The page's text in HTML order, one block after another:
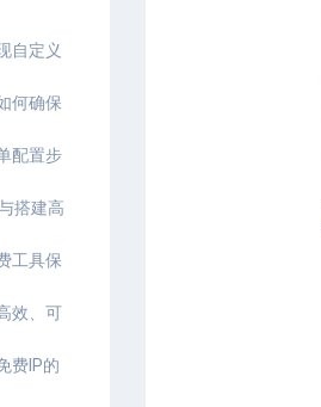
自定义
何确保
配置步
搭建高
工具保
效、可
费IP的